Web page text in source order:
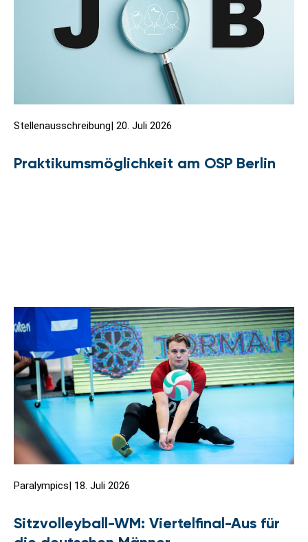
Stellenausschreibung| 20. Juli 2026
Praktikumsmöglichkeit am OSP Berlin
Paralympics| 18. Juli 2026
Sitzvolleyball-WM: Viertelfinal-Aus für